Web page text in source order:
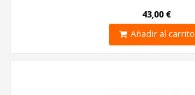
43,00 €
Añadir al carrito